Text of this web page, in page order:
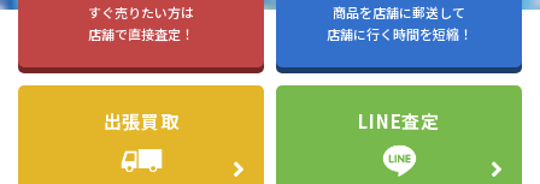
すぐ売りたい方は
店舗で直接査定！
商品を店舗に郵送して
店舗に行く時間を短縮！
出張買取 LINE査定